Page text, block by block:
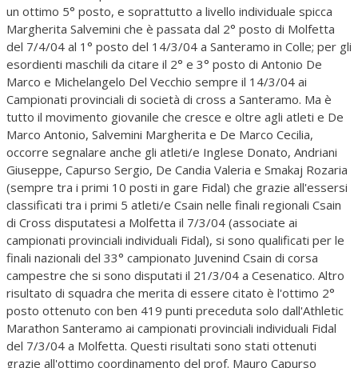
un ottimo 5° posto, e soprattutto a livello individuale spicca
Margherita Salvemini che è passata dal 2° posto di Molfetta
del 7/4/04 al 1° posto del 14/3/04 a Santeramo in Colle; per gli
esordienti maschili da citare il 2° e 3° posto di Antonio De
Marco e Michelangelo Del Vecchio sempre il 14/3/04 ai
Campionati provinciali di società di cross a Santeramo. Ma è
tutto il movimento giovanile che cresce e oltre agli atleti e De
Marco Antonio, Salvemini Margherita e De Marco Cecilia,
occorre segnalare anche gli atleti/e Inglese Donato, Andriani
Giuseppe, Capurso Sergio, De Candia Valeria e Smakaj Rozaria
(sempre tra i primi 10 posti in gare Fidal) che grazie all'essersi
classificati tra i primi 5 atleti/e Csain nelle finali regionali Csain
di Cross disputatesi a Molfetta il 7/3/04 (associate ai
campionati provinciali individuali Fidal), si sono qualificati per le
finali nazionali del 33° campionato Juvenind Csain di corsa
campestre che si sono disputati il 21/3/04 a Cesenatico. Altro
risultato di squadra che merita di essere citato è l'ottimo 2°
posto ottenuto con ben 419 punti preceduta solo dall'Athletic
Marathon Santeramo ai campionati provinciali individuali Fidal
del 7/3/04 a Molfetta. Questi risultati sono stati ottenuti
grazie all'ottimo coordinamento del prof. Mauro Capurso